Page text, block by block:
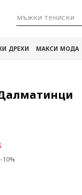
мъжки тениски
ДРЕХИ МАКСИ МОДА
-10%